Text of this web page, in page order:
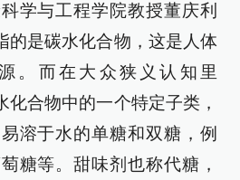
学与工程学院教授董庆利
的是碳水化合物，这是人体
。而在大众狭义认知里
化合物中的一个特定子类，
溶于水的单糖和双糖，例
糖等。甜味剂也称代糖，